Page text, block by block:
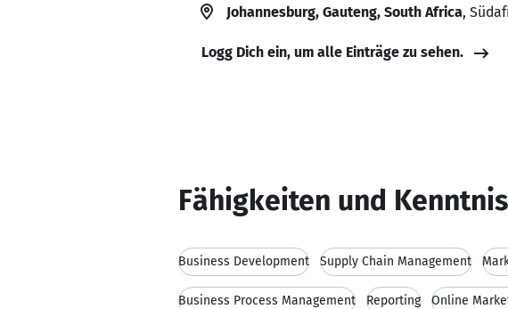
Johannesburg, Gauteng, South Africa,
Logg Dich ein, um alle Einträge zu sehen.
Fähigkeiten und
Business Development Supply Chain Management
Business Process Management Reporting Online